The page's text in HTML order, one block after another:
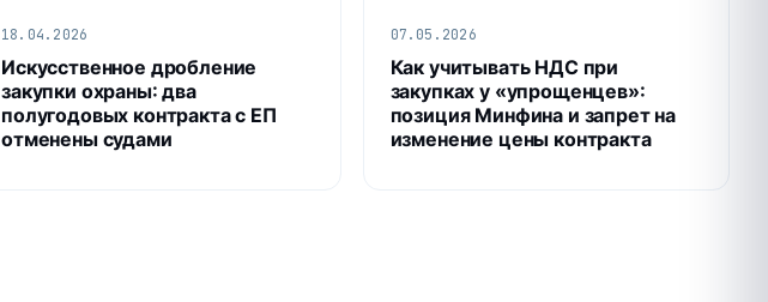
18.04.2026
Искусственное дробление
закупки охраны: два
полугодовых контракта с ЕП
отменены судами
07.05.2026
Как учитывать НДС при
закупках у «упрощенцев»:
позиция Минфина и запрет на
изменение цены контракта